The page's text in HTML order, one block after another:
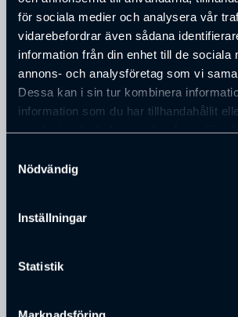
för sociala medier och analysera vår
vidarebefordrar även sådana
information från din enhet till de sociala
annons- och analysföretag som vi
Dessa kan i sin tur kombinera
information som du har tillhandahållit
Nödvändig
Inställningar
Statistik
KOMMANDE FÖRELÄSNINGAR